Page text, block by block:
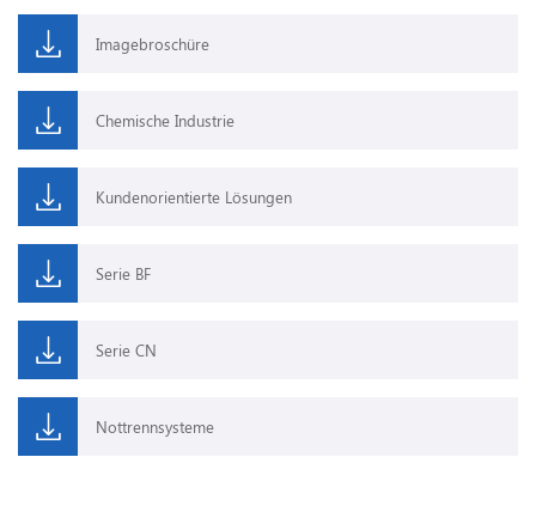
Imagebroschüre
Chemische Industrie
Kundenorientierte Lösungen
Serie BF
Serie CN
Nottrennsysteme